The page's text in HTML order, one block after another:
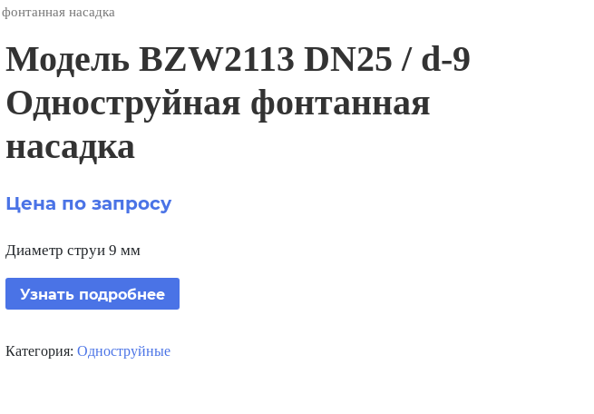
насадка
Модель BZW2113 DN25 / d-9
Одноструйная фонтанная
насадка
Цена по запросу
Диаметр струи 9 мм
Узнать подробнее
Категория:Одноструйные